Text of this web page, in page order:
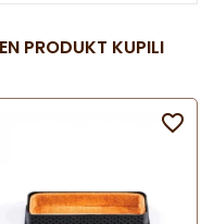
PRODUKT KUPILI
